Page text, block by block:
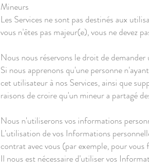
Mineurs
Les Services ne sont pas destinés aux
vous n'êtes pas majeur(e), vous ne devez
Nous nous réservons le droit de
Si nous apprenons qu'une personne
cet utilisateur à nos Services, ainsi que
raisons de croire qu'un mineur a partagé
Nous n'utiliserons vos informations
L'utilisation de vos Informations
contrat avec vous (par exemple, pour
Il nous est nécessaire d'utiliser vos